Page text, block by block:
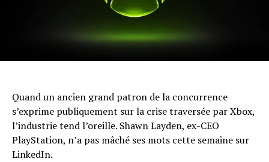
Quand un ancien grand patron de la concurrence
s’exprime publiquement sur la crise traversée par Xbox,
l’industrie tend l’oreille. Shawn Layden, ex-CEO
PlayStation, n’a pas mâché ses mots cette semaine sur
LinkedIn.